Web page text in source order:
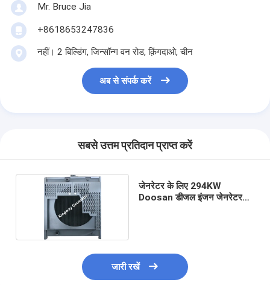
Mr. Bruce Jia
+8618653247836
नहीं। 2 बिल्डिंग, जिन्सॉन्ग वन रोड, क़िंगदाओ, चीन
अब से संपर्क करें
सबसे उत्तम प्रतिदान प्राप्त करें
जेनरेटर के लिए 294KW
Doosan डीजल इंजन जेनरेटर
जारी रखें